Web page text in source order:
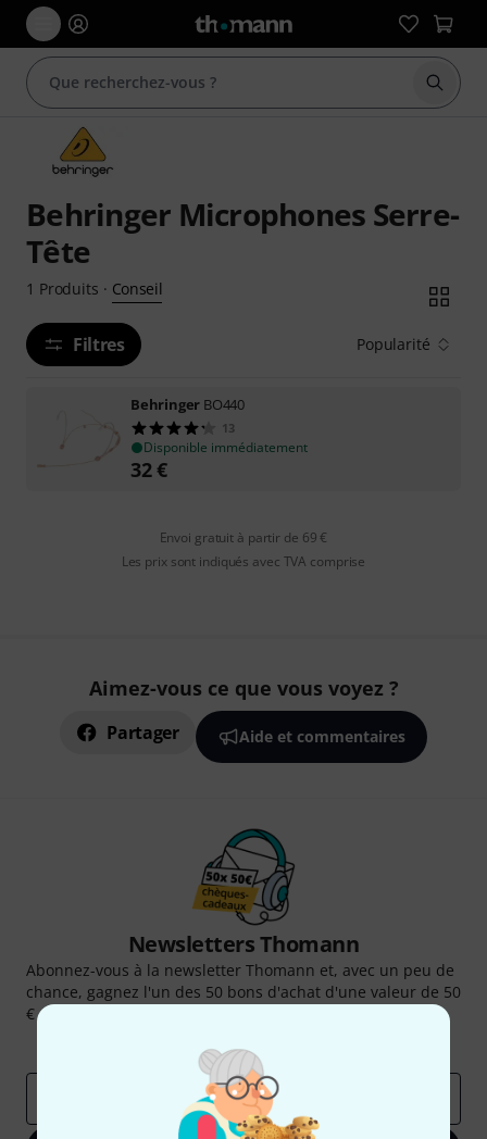
Behringer Microphones Serre-
Tête
1 Produits · Conseil
Filtres Popularité
Behringer BO440
13
Disponible immédiatement
32€
Envoi gratuit à partir de 69 €
Les prix sont indiqués avec TVA comprise
Aimez-vous ce que vous voyez ?
Partager Aide et commentaires
Newsletters Thomann
Abonnez-vous à la newsletter Thomann et, avec un peu de
chance, gagnez l'un des 50 bons d'achat d'une valeur de 50
€ chacun!
Articles inspirants
Deals